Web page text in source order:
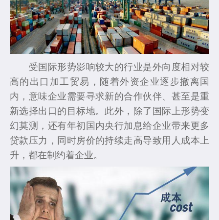
受国际形势影响较大的行业是外向度相对较
高的出口加工贸易，随着外资企业逐步撤离国
内，意味企业需要寻求新的合作伙伴、甚至是重
新选择出口的目标地。此外，除了国际上形势变
幻莫测，还有年初国内央行加息给企业带来更多
贷款压力，同时房价的持续走高导致用人成本上
升，都在制约着企业。